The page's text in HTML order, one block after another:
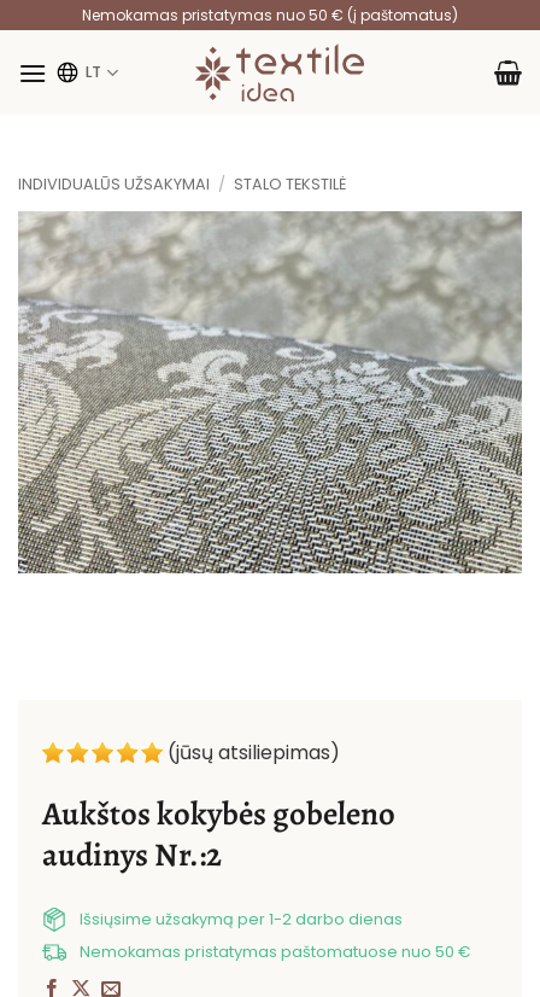
content
Nemokamas pristatymas nuo 50 € (į paštomatus)
LT
INDIVIDUALŪS UŽSAKYMAI / STALO TEKSTILĖ
(jūsų atsiliepimas)
Aukštos kokybės gobeleno
audinys Nr.:2
Išsiųsime užsakymą per 1-2 darbo dienas
Nemokamas pristatymas paštomatuose nuo 50 €